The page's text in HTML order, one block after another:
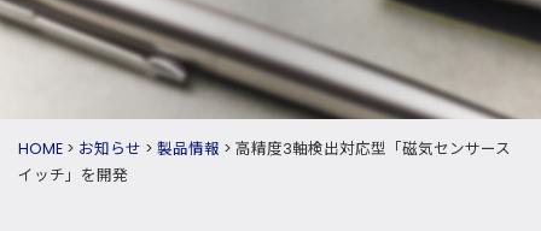
HOME > お知らせ > 製品情報 > 高精度3軸検出対応型「磁気センサース
イッチ」を開発